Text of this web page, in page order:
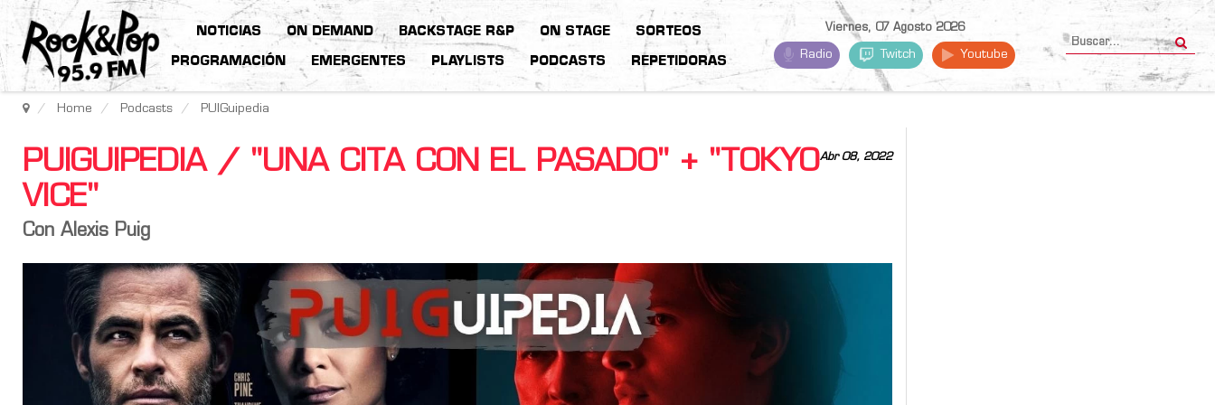
NOTICIAS ON DEMAND BACKSTAGE R&P ON STAGE SORTEOS
PROGRAMACIÓN EMERGENTES PLAYLISTS PODCASTS REPETIDORAS
Viernes, 07 Agosto 2026
Radio Twitch Youtube
Home Podcasts PUIGuipedia
Abr 08, 2022
PUIGUIPEDIA / "UNA CITA CON EL PASADO" + "TOKYO
VICE"
Con Alexis Puig